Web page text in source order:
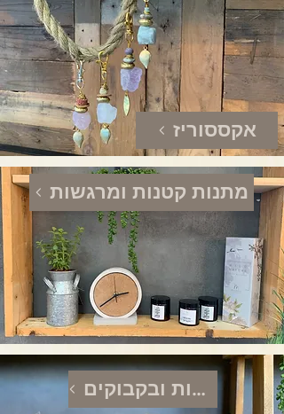
אקססוריז
מתנות קטנות ומרגשות
כוסות ובקבוקים